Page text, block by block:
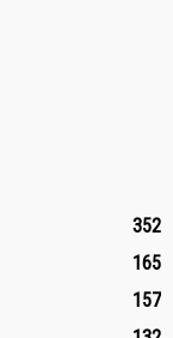
352
165
157